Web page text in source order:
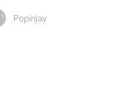
Popinjay